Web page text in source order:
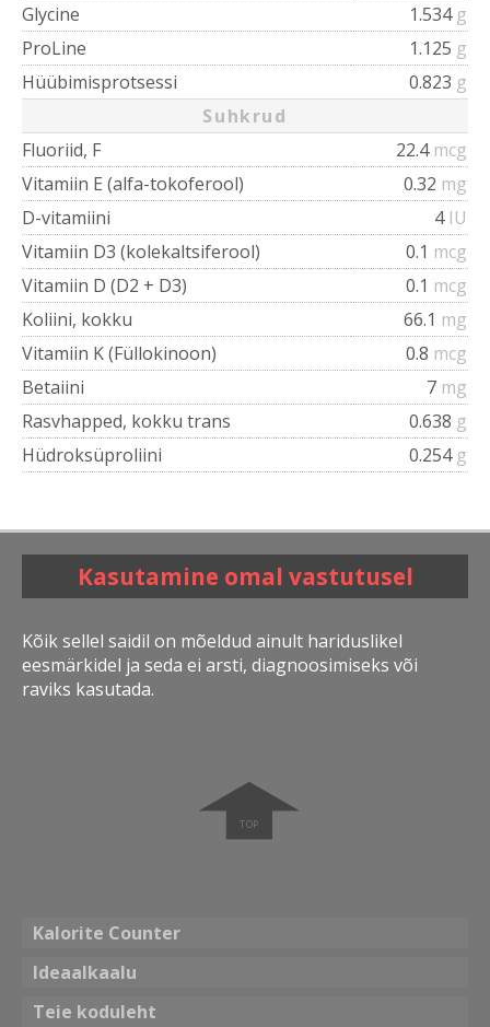
Glycine
1.534 g
ProLine
1.125 g
Hüübimisprotsessi
0.823 g
Suhkrud
Fluoriid, F
22.4 mcg
Vitamiin E (alfa-tokoferool)
0.32 mg
D-vitamiini
4 IU
Vitamiin D3 (kolekaltsiferool)
0.1 mcg
Vitamiin D (D2 + D3)
0.1 mcg
Koliini, kokku
66.1 mg
Vitamiin K (Füllokinoon)
0.8 mcg
Betaiini
7 mg
Rasvhapped, kokku trans
0.638 g
Hüdroksüproliini
0.254 g
Kasutamine omal vastutusel
Kõik sellel saidil on mõeldud ainult hariduslikel
eesmärkidel ja seda ei arsti, diagnoosimiseks või
raviks kasutada.
➧
Kalorite Counter
Ideaalkaalu
Teie koduleht